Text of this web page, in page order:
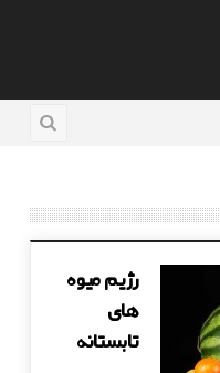
رژیم میوه
های
تابستانه